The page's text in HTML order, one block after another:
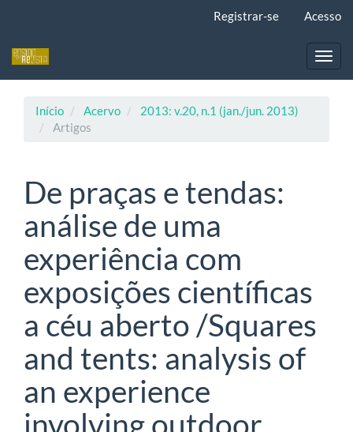
principal
Registrar-se Acesso
Início Acervo
2013: v.20, n.1 (jan./jun. 2013)
Artigos
De praças e tendas:
análise de uma
experiência com
exposições científicas
a céu aberto /Squares
and tents: analysis of
an experience
involving outdoor